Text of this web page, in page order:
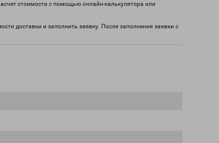
стоимости с помощью онлайн-калькулятора или
доставки и заполнить заявку. После заполнения заявки с